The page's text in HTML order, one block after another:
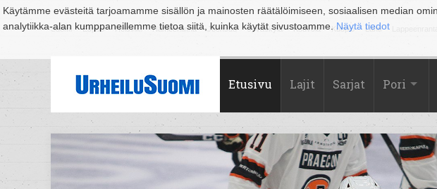
Käytämme evästeitä tarjoamamme sisällön ja mainosten räätälöimiseen, sosiaalisen median
analytiikka-alan kumppaneillemme tietoa siitä, kuinka käytät sivustoamme. Näytä tiedot
Suomi Espoo Helsinki Hämeenlinna Joensuu Jyväskylä Kouvola Kuopio Lahti
Etusivu Lajit Sarjat Pori